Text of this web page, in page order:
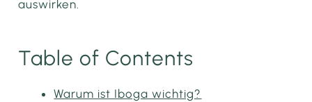
auswirken.
Table of Contents
Warum ist Iboga wichtig?